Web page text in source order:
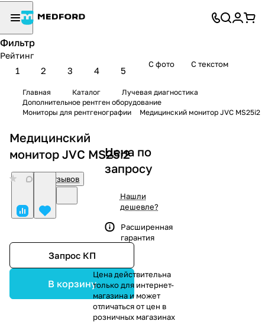
Фильтр
Рейтинг
1 2 3 4 5
С фото С текстом
Главная Каталог
Лучевая диагностика
Дополнительное рентген оборудование
Мониторы для рентгенографии
Медицинский монитор JVC MS25i2
Медицинский
монитор JVC MS25i2
Нет отзывов
Запрос КП
В корзину
Цена по
запросу
Нашли
дешевле?
Расширенная
гарантия
Цена действительна
только для интернет-
магазина и может
отличаться от цен в
розничных магазинах